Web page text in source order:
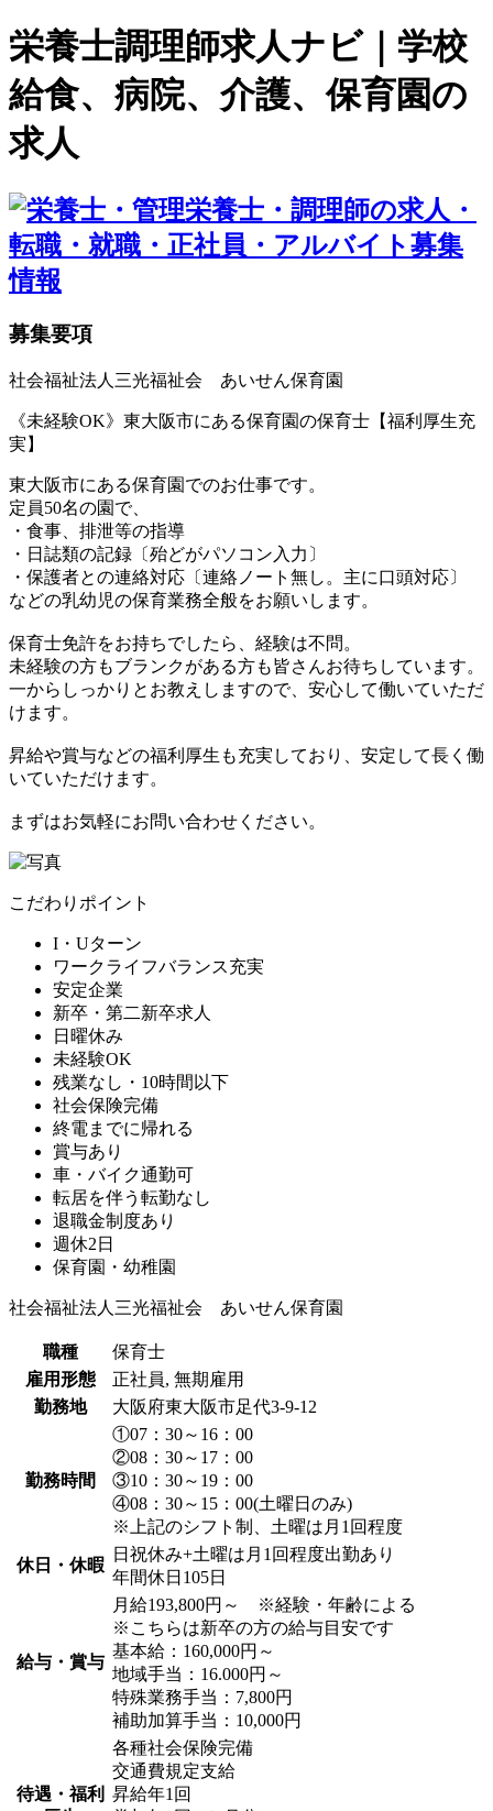
栄養士調理師求人ナビ｜学校
給食、病院、介護、保育園の
求人
募集要項
社会福祉法人三光福祉会 あいせん保育園
《未経験OK》東大阪市にある保育園の保育士【福利厚生充
実】
東大阪市にある保育園でのお仕事です。
定員50名の園で、
・食事、排泄等の指導
・日誌類の記録〔殆どがパソコン入力〕
・保護者との連絡対応〔連絡ノート無し。主に口頭対応〕
などの乳幼児の保育業務全般をお願いします。
保育士免許をお持ちでしたら、経験は不問。
未経験の方もブランクがある方も皆さんお待ちしています。
一からしっかりとお教えしますので、安心して働いていただ
けます。
昇給や賞与などの福利厚生も充実しており、安定して長く働
いていただけます。
まずはお気軽にお問い合わせください。
こだわりポイント
I・Uターン
ワークライフバランス充実
安定企業
新卒・第二新卒求人
日曜休み
未経験OK
残業なし・10時間以下
社会保険完備
終電までに帰れる
賞与あり
車・バイク通勤可
転居を伴う転勤なし
退職金制度あり
週休2日
保育園・幼稚園
社会福祉法人三光福祉会 あいせん保育園
職種
保育士
雇用形態
正社員, 無期雇用
勤務地
大阪府東大阪市足代3-9-12
勤務時間
①07：30～16：00
②08：30～17：00
③10：30～19：00
④08：30～15：00(土曜日のみ)
※上記のシフト制、土曜は月1回程度
休日・休暇
日祝休み+土曜は月1回程度出勤あり
年間休日105日
給与・賞与
月給193,800円～ ※経験・年齢による
※こちらは新卒の方の給与目安です
基本給：160,000円～
地域手当：16.000円～
特殊業務手当：7,800円
補助加算手当：10,000円
待遇・福利
各種社会保険完備
交通費規定支給
昇給年1回